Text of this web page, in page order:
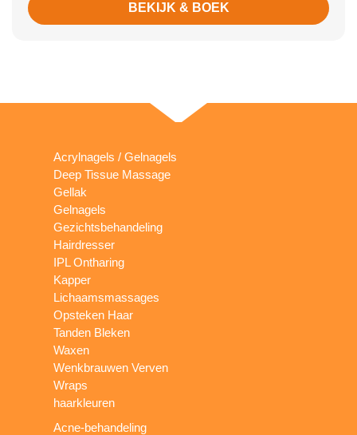
BEKIJK & BOEK
Acrylnagels / Gelnagels
Deep Tissue Massage
Gellak
Gelnagels
Gezichtsbehandeling
Hairdresser
IPL Ontharing
Kapper
Lichaamsmassages
Opsteken Haar
Tanden Bleken
Waxen
Wenkbrauwen Verven
Wraps
haarkleuren
Acne-behandeling